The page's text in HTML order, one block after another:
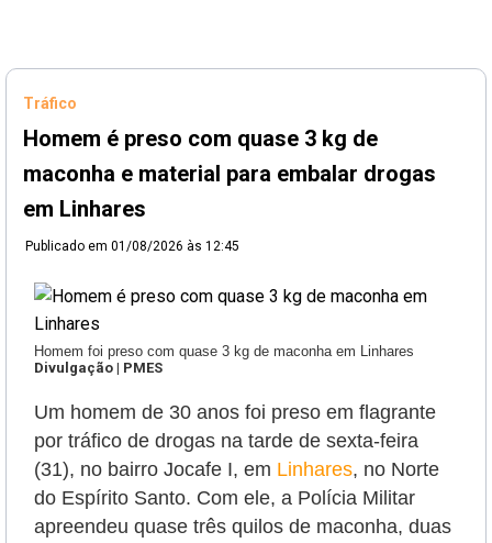
Tráfico
Homem é preso com quase 3 kg de
maconha e material para embalar drogas
em Linhares
Publicado em 01/08/2026 às 12:45
Homem foi preso com quase 3 kg de maconha em Linhares
Divulgação | PMES
Um homem de 30 anos foi preso em flagrante
por tráfico de drogas na tarde de sexta-feira
(31), no bairro Jocafe I, em Linhares, no Norte
do Espírito Santo. Com ele, a Polícia Militar
apreendeu quase três quilos de maconha, duas